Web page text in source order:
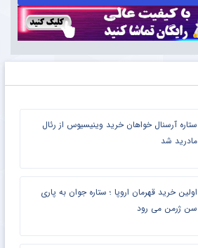
ستاره آرسنال خواهان خرید وینیسیوس از رئال
مادرید شد
اولین خرید قهرمان اروپا ؛ ستاره جوان به پاری
سن ژرمن می رود